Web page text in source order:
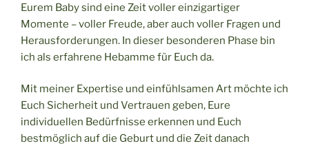
Eurem Baby sind eine Zeit voller einzigartiger
Momente – voller Freude, aber auch voller Fragen und
Herausforderungen. In dieser besonderen Phase bin
ich als erfahrene Hebamme für Euch da.
Mit meiner Expertise und einfühlsamen Art möchte ich
Euch Sicherheit und Vertrauen geben, Eure
individuellen Bedürfnisse erkennen und Euch
bestmöglich auf die Geburt und die Zeit danach